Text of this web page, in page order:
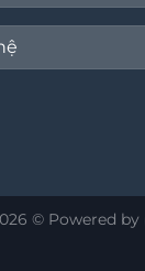
© Powered by